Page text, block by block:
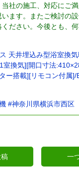
社の施工、対応にご
ます。またご検討の
ください。今後とも、
天井埋込み型浴室換
室換気][開口寸法
ー搭載][リモコン付属]/
#神奈川県横浜市西区
一